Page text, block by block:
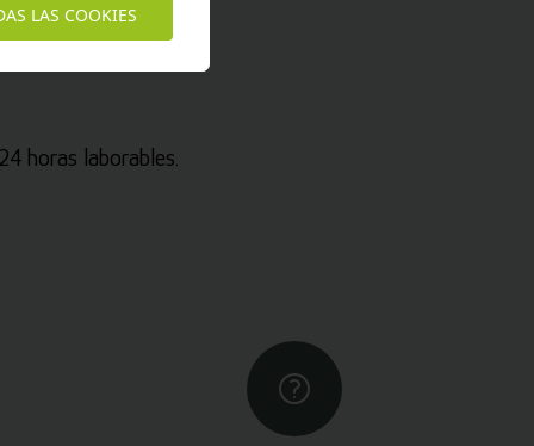
horas laborables.
LAS COOKIES